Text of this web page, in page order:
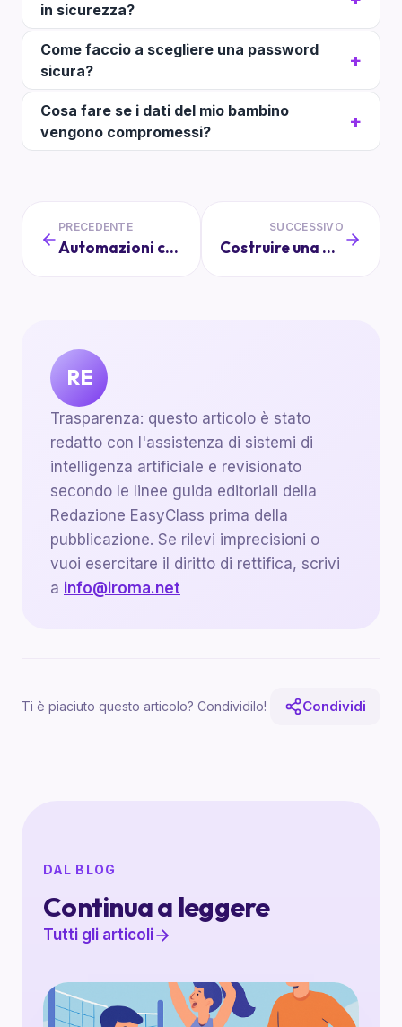
in sicurezza?
Come faccio a scegliere una password
sicura?
Cosa fare se i dati del mio bambino
vengono compromessi?
PRECEDENTE
Automazioni che Semplificano la Vita Scolastica di Genitori e Bambini
SUCCESSIVO
Costruire una Rete di Supporto tra Famiglie Scolastiche
RE
Trasparenza: questo articolo è stato
redatto con l'assistenza di sistemi di
intelligenza artificiale e revisionato
secondo le linee guida editoriali della
Redazione EasyClass prima della
pubblicazione. Se rilevi imprecisioni o
vuoi esercitare il diritto di rettifica, scrivi
a info@iroma.net
Ti è piaciuto questo articolo? Condividilo! Condividi
DAL BLOG
Continua a leggere
Tutti gli articoli